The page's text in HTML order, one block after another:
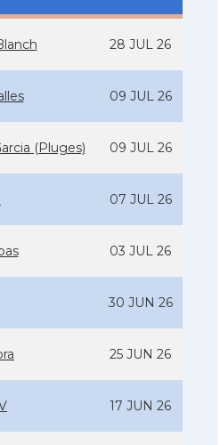
28 JUL 26
09 JUL 26
(Pluges) 09 JUL 26
07 JUL 26
03 JUL 26
30 JUN 26
25 JUN 26
17 JUN 26